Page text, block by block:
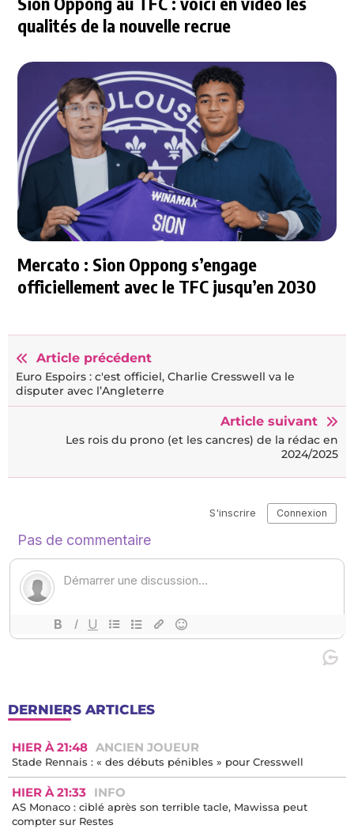
qualités de la nouvelle recrue
Mercato : Sion Oppong s’engage
officiellement avec le TFC jusqu’en 2030
Article précédent
Euro Espoirs : c'est officiel, Charlie Cresswell va le
disputer avec l’Angleterre
Article suivant
Les rois du prono (et les cancres) de la rédac en
2024/2025
DERNIERS ARTICLES
HIER À 21:48 ANCIEN JOUEUR
Stade Rennais : « des débuts pénibles » pour Cresswell
HIER À 21:33 INFO
AS Monaco : ciblé après son terrible tacle, Mawissa peut
compter sur Restes